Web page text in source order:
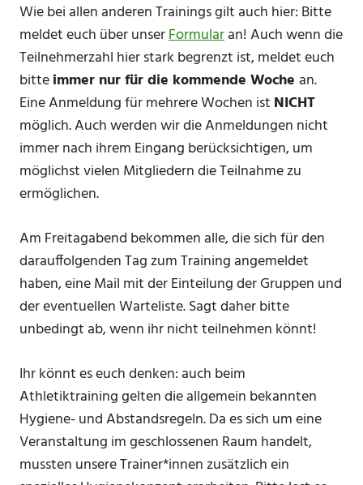
Wie bei allen anderen Trainings gilt auch hier: Bitte
meldet euch über unserFormularan! Auch wenn die
Teilnehmerzahl hier stark begrenzt ist, meldet euch
bitteimmer nur für die kommende Woche an.
Eine Anmeldung für mehrere Wochen ist NICHT
möglich. Auch werden wir die Anmeldungen nicht
immer nach ihrem Eingang berücksichtigen, um
möglichst vielen Mitgliedern die Teilnahme zu
ermöglichen.
Am Freitagabend bekommen alle, die sich für den
darauffolgenden Tag zum Training angemeldet
haben, eine Mail mit der Einteilung der Gruppen und
der eventuellen Warteliste. Sagt daher bitte
unbedingt ab, wenn ihr nicht teilnehmen könnt!
Ihr könnt es euch denken: auch beim
Athletiktraining gelten die allgemein bekannten
Hygiene- und Abstandsregeln. Da es sich um eine
Veranstaltung im geschlossenen Raum handelt,
mussten unsere Trainer*innen zusätzlich ein